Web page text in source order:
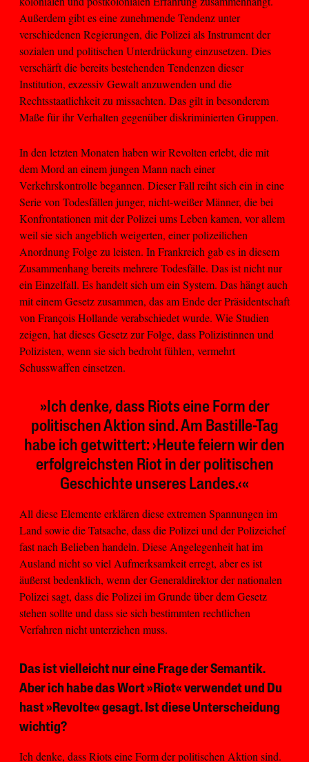
Außerdem gibt es eine zunehmende Tendenz unter
verschiedenen Regierungen, die Polizei als Instrument der
sozialen und politischen Unterdrückung einzusetzen. Dies
verschärft die bereits bestehenden Tendenzen dieser
Institution, exzessiv Gewalt anzuwenden und die
Rechtsstaatlichkeit zu missachten. Das gilt in besonderem
Maße für ihr Verhalten gegenüber diskriminierten Gruppen.
In den letzten Monaten haben wir Revolten erlebt, die mit
dem Mord an einem jungen Mann nach einer
Verkehrskontrolle begannen. Dieser Fall reiht sich ein in eine
Serie von Todesfällen junger, nicht-weißer Männer, die bei
Konfrontationen mit der Polizei ums Leben kamen, vor allem
weil sie sich angeblich weigerten, einer polizeilichen
Anordnung Folge zu leisten. In Frankreich gab es in diesem
Zusammenhang bereits mehrere Todesfälle. Das ist nicht nur
ein Einzelfall. Es handelt sich um ein System. Das hängt auch
mit einem Gesetz zusammen, das am Ende der Präsidentschaft
von François Hollande verabschiedet wurde. Wie Studien
zeigen, hat dieses Gesetz zur Folge, dass Polizistinnen und
Polizisten, wenn sie sich bedroht fühlen, vermehrt
Schusswaffen einsetzen.
»Ich denke, dass Riots eine Form der
politischen Aktion sind. Am Bastille-Tag
habe ich getwittert: ›Heute feiern wir den
erfolgreichsten Riot in der politischen
Geschichte unseres Landes.‹«
All diese Elemente erklären diese extremen Spannungen im
Land sowie die Tatsache, dass die Polizei und der Polizeichef
fast nach Belieben handeln. Diese Angelegenheit hat im
Ausland nicht so viel Aufmerksamkeit erregt, aber es ist
äußerst bedenklich, wenn der Generaldirektor der nationalen
Polizei sagt, dass die Polizei im Grunde über dem Gesetz
stehen sollte und dass sie sich bestimmten rechtlichen
Verfahren nicht unterziehen muss.
Das ist vielleicht nur eine Frage der Semantik.
Aber ich habe das Wort »Riot« verwendet und Du
hast »Revolte« gesagt. Ist diese Unterscheidung
wichtig?
Ich denke, dass Riots eine Form der politischen Aktion sind.